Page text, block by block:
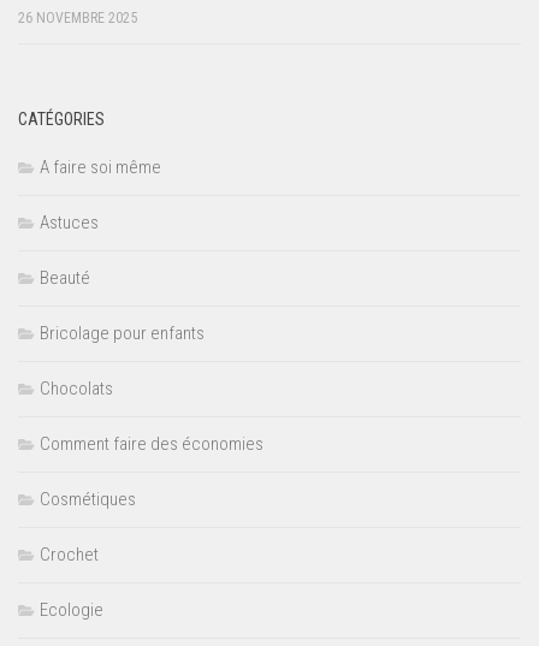
26 NOVEMBRE 2025
CATÉGORIES
A faire soi même
Astuces
Beauté
Bricolage pour enfants
Chocolats
Comment faire des économies
Cosmétiques
Crochet
Ecologie